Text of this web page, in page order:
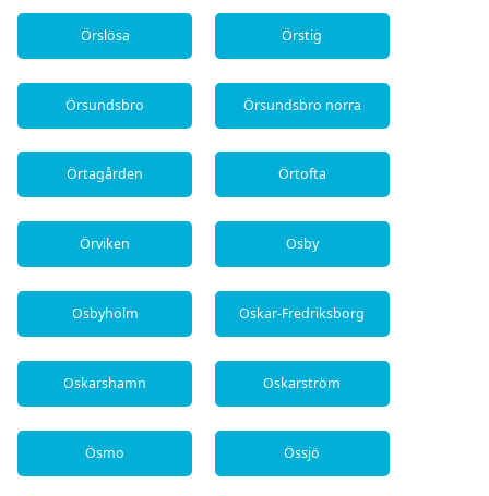
Örslösa Örstig
Örsundsbro Örsundsbro norra
Örtagården Örtofta
Örviken Osby
Osbyholm Oskar-Fredriksborg
Oskarshamn Oskarström
Ösmo Össjö